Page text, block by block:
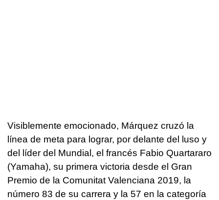
Visiblemente emocionado, Márquez cruzó la
línea de meta para lograr, por delante del luso y
del líder del Mundial, el francés Fabio Quartararo
(Yamaha), su primera victoria desde el Gran
Premio de la Comunitat Valenciana 2019, la
número 83 de su carrera y la 57 en la categoría